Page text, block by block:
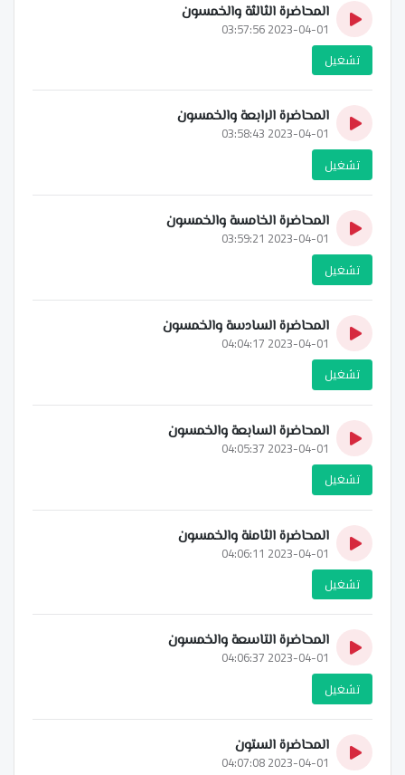
المحاضرة الثالثة والخمسون
2023-04-01 03:57:56
تشغيل
المحاضرة الرابعة والخمسون
2023-04-01 03:58:43
تشغيل
المحاضرة الخامسة والخمسون
2023-04-01 03:59:21
تشغيل
المحاضرة السادسة والخمسون
2023-04-01 04:04:17
تشغيل
المحاضرة السابعة والخمسون
2023-04-01 04:05:37
تشغيل
المحاضرة الثامنة والخمسون
2023-04-01 04:06:11
تشغيل
المحاضرة التاسعة والخمسون
2023-04-01 04:06:37
تشغيل
المحاضرة الستون
2023-04-01 04:07:08